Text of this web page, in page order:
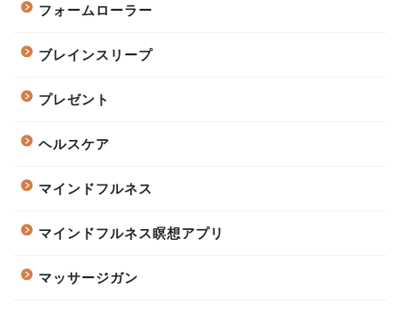
フォームローラー
ブレインスリープ
プレゼント
ヘルスケア
マインドフルネス
マインドフルネス瞑想アプリ
マッサージガン